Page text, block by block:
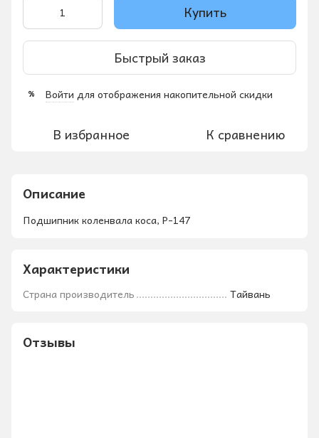
Купить
Быстрый заказ
% Войти для отображения накопительной скидки
В избранное К сравнению
Описание
Подшипник коленвала коса, P-147
Характеристики
Страна производитель Тайвань
Отзывы